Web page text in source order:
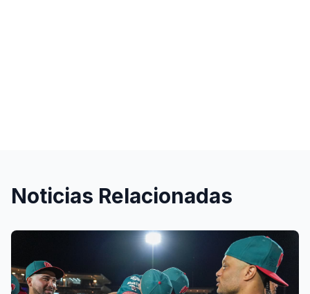
Noticias Relacionadas